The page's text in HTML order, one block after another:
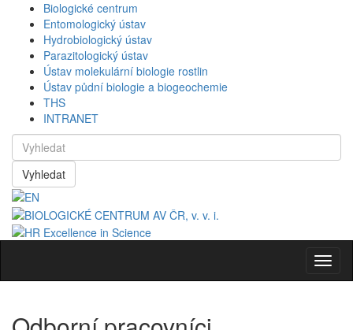
Biologické centrum
Entomologický ústav
Hydrobiologický ústav
Parazitologický ústav
Ústav molekulární biologie rostlin
Ústav půdní biologie a biogeochemie
THS
INTRANET
Vyhledat